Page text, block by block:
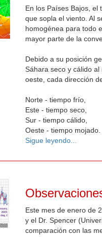
En los Países Bajos, el
que sopla el viento. Al
homogénea para todo
mayor parte de la
Debido a su posición
Sáhara seco y cálido
oeste, cada dirección
Norte - tiempo frío,
Este - tiempo seco,
Sur - tiempo cálido,
Oeste - tiempo mojado.
Sigue leyendo...
Este mes de enero de
y el Dr. Spencer
comparación con las